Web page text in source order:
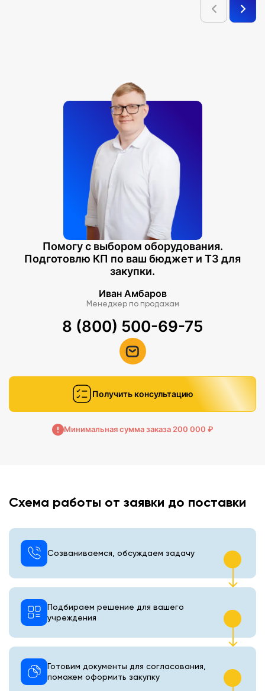
хранится и транспортируется в фетровом чехле
Помогу с выбором оборудования.
Подготовлю КП по ваш бюджет и ТЗ для
закупки.
Иван Амбаров
Менеджер по продажам
8 (800) 500-69-75
Получить консультацию
Минимальная сумма заказа 200 000 ₽
Схема работы от заявки до поставки
Созваниваемся, обсуждаем задачу
Подбираем решение для вашего
учреждения
Готовим документы для согласования,
поможем оформить закупку